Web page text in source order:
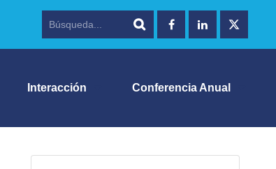
Interacción Conferencia Anual